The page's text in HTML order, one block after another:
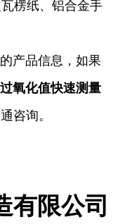
楞纸、铝合金手
的产品信息，如果
氧化值快速测量
咨询。
有限公司